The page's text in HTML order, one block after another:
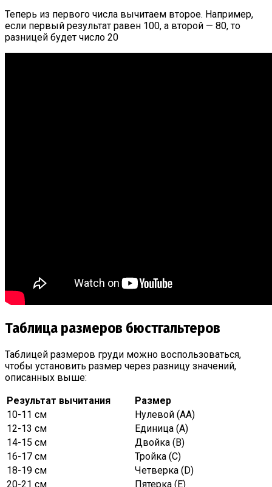
Теперь из первого числа вычитаем второе. Например,
если первый результат равен 100, а второй — 80, то
разницей будет число 20
Таблица размеров бюстгальтеров
Таблицей размеров груди можно воспользоваться,
чтобы установить размер через разницу значений,
описанных выше:
Результат вычитания
Размер
10-11 см
Нулевой (АА)
12-13 см
Единица (А)
14-15 см
Двойка (В)
16-17 см
Тройка (С)
18-19 см
Четверка (D)
20-21 см
Пятерка (Е)